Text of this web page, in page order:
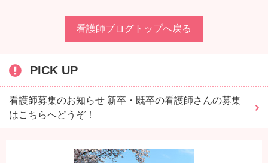
看護師ブログトップへ戻る
PICK UP
看護師募集のお知らせ 新卒・既卒の看護師さんの募集
はこちらへどうぞ！